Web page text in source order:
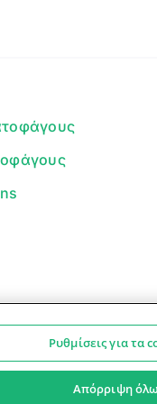
Προστασία
Ο βοηθός μπορεί
Ρυθμίσεις για τα
Απόρριψη